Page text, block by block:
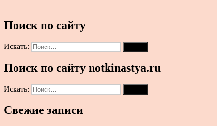
Поиск по сайту
Искать:
Поиск по сайту notkinastya.ru
Искать:
Свежие записи